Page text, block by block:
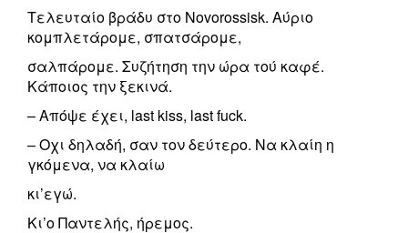
Τελευταίο βράδυ στο Novorossisk. Αύριο
κομπλετάρομε, σπατσάρομε,
σαλπάρομε. Συζήτηση την ώρα τού καφέ.
Κάποιος την ξεκινά.
– Απόψε έχει, last kiss, last fuck.
– Οχι δηλαδή, σαν τον δεύτερο. Να κλαίη η
γκόμενα, να κλαίω
κι’εγώ.
Κι’ο Παντελής, ήρεμος.